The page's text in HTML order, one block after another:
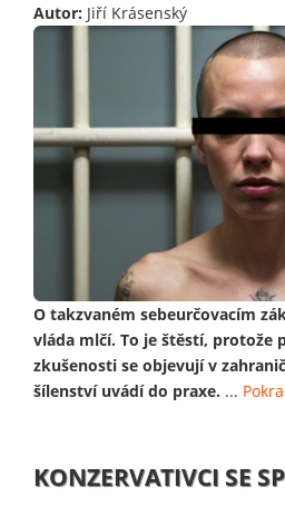
Autor: Jiří Krásenský
O takzvaném sebeurčovacím
vláda mlčí. To je štěstí, protože
zkušenosti se objevují v
šílenství uvádí do praxe. ...
KONZERVATIVCI SE